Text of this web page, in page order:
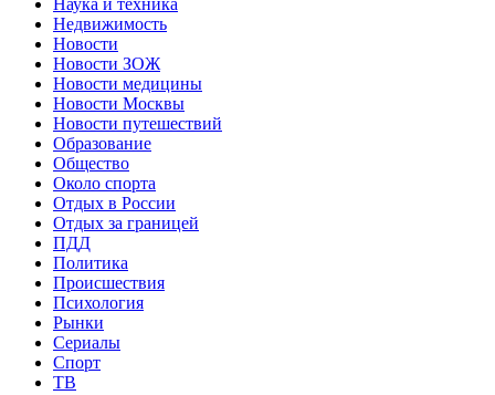
Недвижимость
Новости
Новости ЗОЖ
Новости медицины
Новости Москвы
Новости путешествий
Образование
Общество
Около спорта
Отдых в России
Отдых за границей
ПДД
Политика
Происшествия
Психология
Рынки
Сериалы
Спорт
ТВ